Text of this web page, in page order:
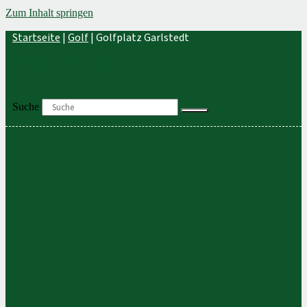
Zum Inhalt springen
Startseite | Golf| Golfplatz Garlstedt
Suche